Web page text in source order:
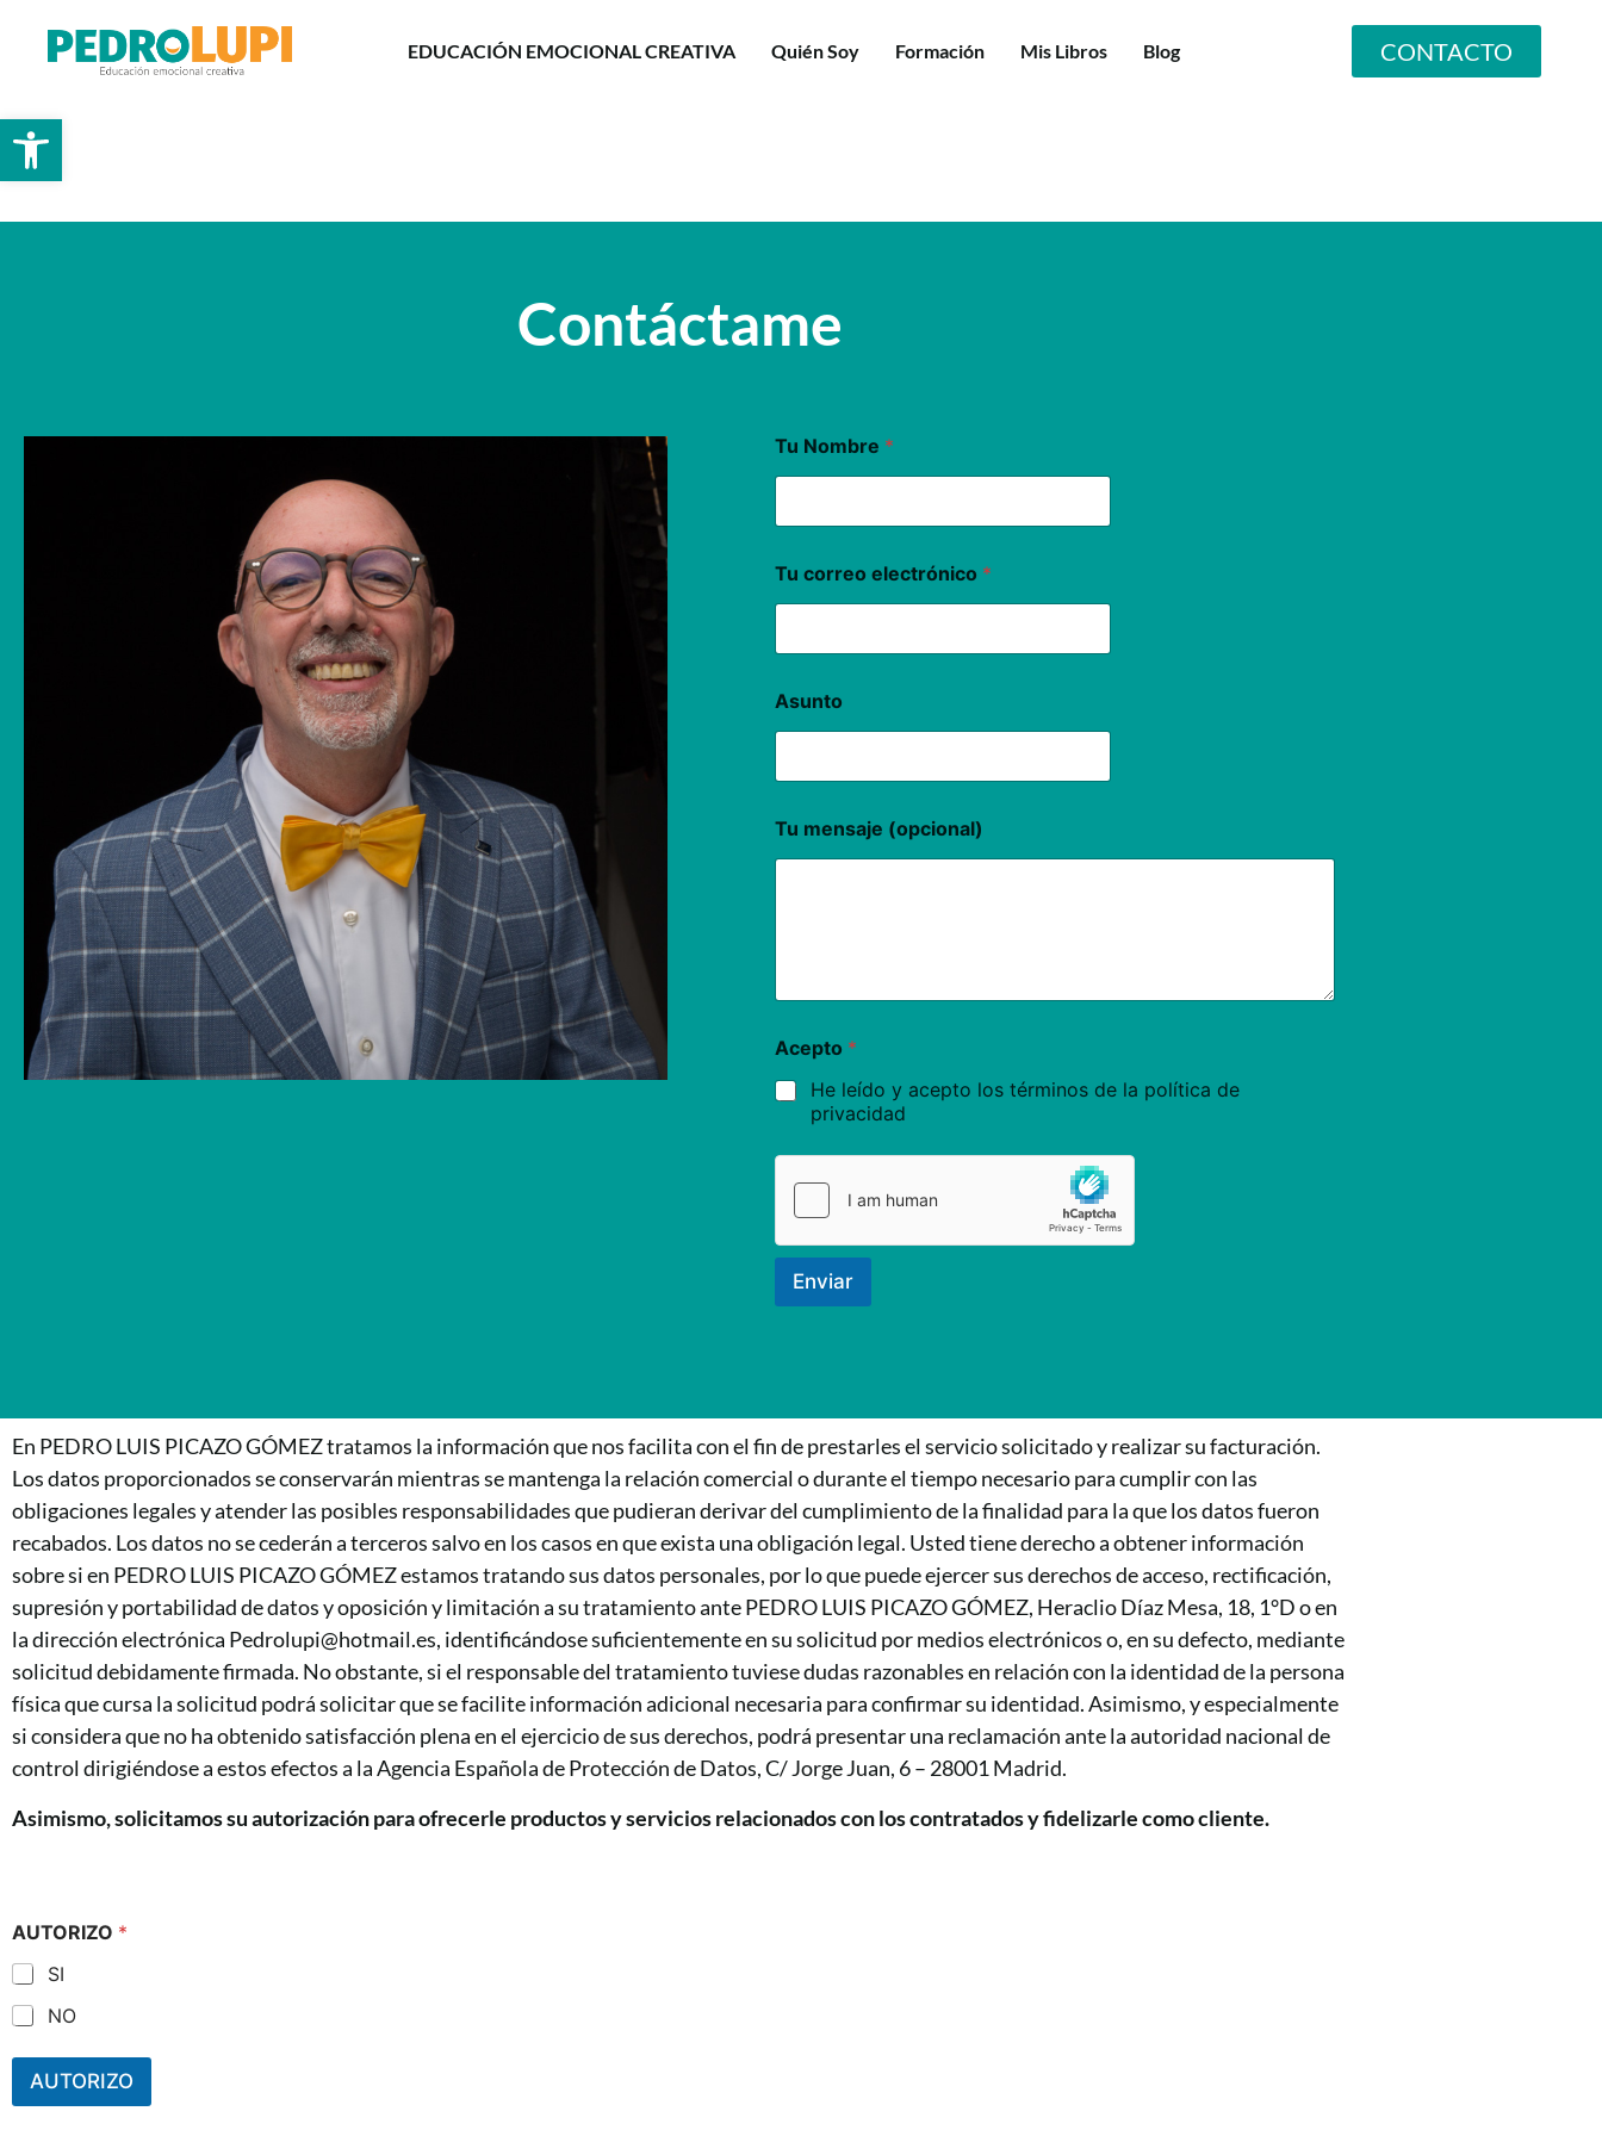
Abrir barra de herramientas
EDUCACIÓN EMOCIONAL CREATIVA Quién Soy Formación Mis Libros Blog CONTACTO
Contáctame
Tu Nombre *
Tu correo electrónico *
Asunto
Tu mensaje (opcional)
Acepto *
He leído y acepto los términos de la política de
privacidad
Enviar
En PEDRO LUIS PICAZO GÓMEZ tratamos la información que nos facilita con el fin de prestarles el servicio solicitado y realizar su facturación.
Los datos proporcionados se conservarán mientras se mantenga la relación comercial o durante el tiempo necesario para cumplir con las
obligaciones legales y atender las posibles responsabilidades que pudieran derivar del cumplimiento de la finalidad para la que los datos fueron
recabados. Los datos no se cederán a terceros salvo en los casos en que exista una obligación legal. Usted tiene derecho a obtener información
sobre si en PEDRO LUIS PICAZO GÓMEZ estamos tratando sus datos personales, por lo que puede ejercer sus derechos de acceso, rectificación,
supresión y portabilidad de datos y oposición y limitación a su tratamiento ante PEDRO LUIS PICAZO GÓMEZ, Heraclio Díaz Mesa, 18, 1°D o en
la dirección electrónica Pedrolupi@hotmail.es, identificándose suficientemente en su solicitud por medios electrónicos o, en su defecto, mediante
solicitud debidamente firmada. No obstante, si el responsable del tratamiento tuviese dudas razonables en relación con la identidad de la persona
física que cursa la solicitud podrá solicitar que se facilite información adicional necesaria para confirmar su identidad. Asimismo, y especialmente
si considera que no ha obtenido satisfacción plena en el ejercicio de sus derechos, podrá presentar una reclamación ante la autoridad nacional de
control dirigiéndose a estos efectos a la Agencia Española de Protección de Datos, C/ Jorge Juan, 6 – 28001 Madrid.
Asimismo, solicitamos su autorización para ofrecerle productos y servicios relacionados con los contratados y fidelizarle como cliente.
AUTORIZO *
SI
NO
AUTORIZO